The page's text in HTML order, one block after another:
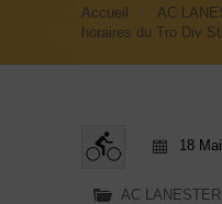
Accueil AC
horaires du Tro Div
18
AC